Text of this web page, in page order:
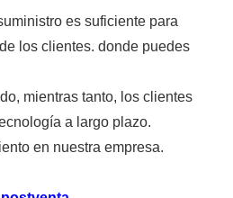
es suficiente para
los clientes. donde puedes
mientras tanto, los clientes
a largo plazo.
en nuestra empresa.